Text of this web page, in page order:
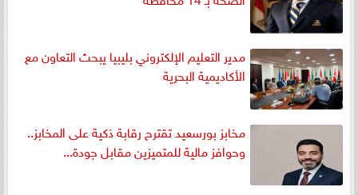
مدير التعليم الإلكتروني بليبيا يبحث التعاون مع
الأكاديمية البحرية
مخابز بورسعيد تقترح رقابة ذكية على المخابز..
وحوافز مالية للمتميزين مقابل جودة...